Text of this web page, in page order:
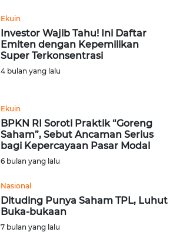
Ekuin
Investor Wajib Tahu! Ini Daftar
Emiten dengan Kepemilikan
Super Terkonsentrasi
4 bulan yang lalu
Ekuin
BPKN RI Soroti Praktik “Goreng
Saham”, Sebut Ancaman Serius
bagi Kepercayaan Pasar Modal
6 bulan yang lalu
Nasional
Dituding Punya Saham TPL, Luhut
Buka-bukaan
7 bulan yang lalu